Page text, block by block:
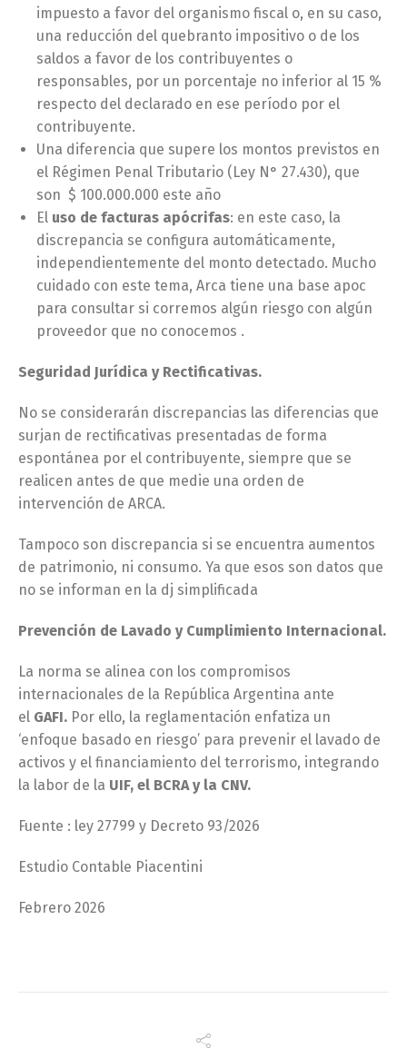
impuesto a favor del organismo fiscal o, en su caso,
una reducción del quebranto impositivo o de los
saldos a favor de los contribuyentes o
responsables, por un porcentaje no inferior al 15 %
respecto del declarado en ese período por el
contribuyente.
Una diferencia que supere los montos previstos en
el Régimen Penal Tributario (Ley N° 27.430), que
son $ 100.000.000 este año
El uso de facturas apócrifas: en este caso, la
discrepancia se configura automáticamente,
independientemente del monto detectado. Mucho
cuidado con este tema, Arca tiene una base apoc
para consultar si corremos algún riesgo con algún
proveedor que no conocemos .
Seguridad Jurídica y Rectificativas.
No se considerarán discrepancias las diferencias que
surjan de rectificativas presentadas de forma
espontánea por el contribuyente, siempre que se
realicen antes de que medie una orden de
intervención de ARCA.
Tampoco son discrepancia si se encuentra aumentos
de patrimonio, ni consumo. Ya que esos son datos que
no se informan en la dj simplificada
Prevención de Lavado y Cumplimiento Internacional.
La norma se alinea con los compromisos
internacionales de la República Argentina ante
el GAFI. Por ello, la reglamentación enfatiza un
‘enfoque basado en riesgo’ para prevenir el lavado de
activos y el financiamiento del terrorismo, integrando
la labor de la UIF, el BCRA y la CNV.
Fuente : ley 27799 y Decreto 93/2026
Estudio Contable Piacentini
Febrero 2026